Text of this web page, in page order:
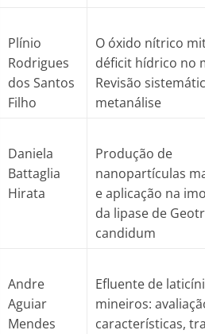
Plínio
Rodrigues
dos Santos
Filho
O óxido nítrico
déficit hídrico no
Revisão
metanálise
Daniela
Battaglia
Hirata
Produção de
nanopartículas
e aplicação na
da lipase de
candidum
Andre
Aguiar
Mendes
Efluente de
mineiros:
características,